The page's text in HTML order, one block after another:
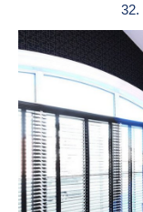
32.